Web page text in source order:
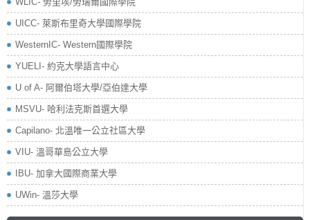
UICC- 萊斯布里奇大學國際學院
WesternIC- Western國際學院
YUELI- 約克大學語言中心
U of A- 阿爾伯塔大學/亞伯達大學
MSVU- 哈利法克斯首選大學
Capilano- 北溫唯一公立社區大學
VIU- 溫哥華島公立大學
IBU- 加拿大國際商業大學
UWin- 溫莎大學